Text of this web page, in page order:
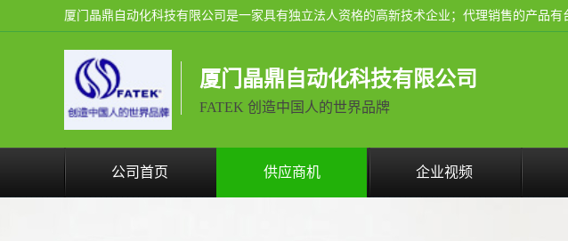
厦门晶鼎自动化科技有限公司
FATEK 创造中国人的世界品牌
公司首页 供应商机 企业视频